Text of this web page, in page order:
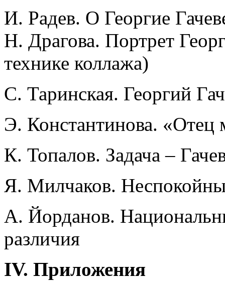
И. Радев. О Георгие
Н. Драгова. Портрет
технике коллажа)
С. Таринская. Георгий
Э. Константинова. «Отец
К. Топалов. Задача –
Я. Милчаков.
А. Йорданов.
различия
IV. Приложения